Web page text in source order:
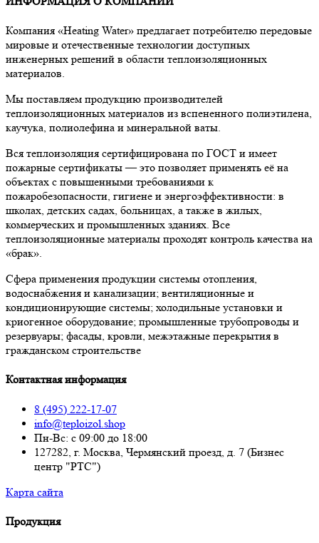
Компания «Heating Water» предлагает потребителю передовые
мировые и отечественные технологии доступных
инженерных решений в области теплоизоляционных
материалов.
Мы поставляем продукцию производителей
теплоизоляционных материалов из вспененного полиэтилена,
каучука, полиолефина и минеральной ваты.
Вся теплоизоляция сертифицирована по ГОСТ и имеет
пожарные сертификаты — это позволяет применять её на
объектах с повышенными требованиями к
пожаробезопасности, гигиене и энергоэффективности: в
школах, детских садах, больницах, а также в жилых,
коммерческих и промышленных зданиях. Все
теплоизоляционные материалы проходят контроль качества на
«брак».
Сфера применения продукции системы отопления,
водоснабжения и канализации; вентиляционные и
кондиционирующие системы; холодильные установки и
криогенное оборудование; промышленные трубопроводы и
резервуары; фасады, кровли, межэтажные перекрытия в
гражданском строительстве
Контактная информация
8 (495) 222-17-07
info@teploizol.shop
Пн-Вс: с 09:00 до 18:00
127282, г. Москва, Чермянский проезд, д. 7 (Бизнес
центр "РТС")
Карта сайта
Продукция